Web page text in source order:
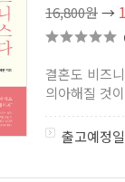
16,800원→
결혼도 비즈
의아해질 것
출고예정